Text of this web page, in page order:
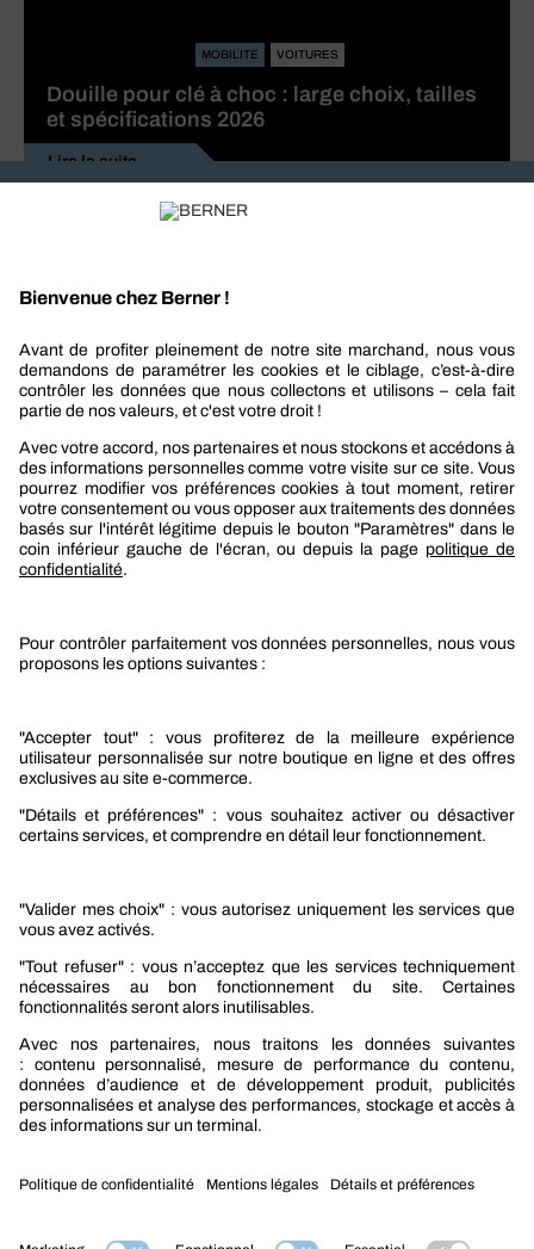
MOBILITE VOITURES
Douille pour clé à choc : large choix, tailles
et spécifications 2026
Lire la suite
Berner
Boutique Berner
Boutique Berner Industry Services
Le groupe Berner
Nos produits
Sélection produits automobile
Sélection produits bâtiment
Promotions
Nouveautés mobilité
Nouveautés construction
CARRIÈRES
NOTRE OFFRE
Entre vous et nous
Nous contacter